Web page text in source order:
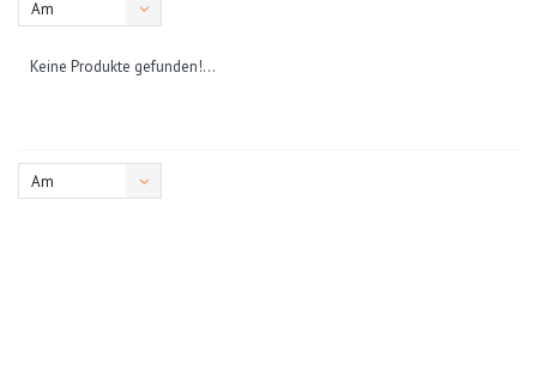
Am
Keine Produkte gefunden!...
Am